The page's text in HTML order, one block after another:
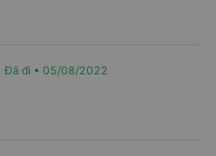
Lâm, Hà Nội.
hỗ trợ đón khách trên dọc
liên hệ trước qua tổng đài
đi Quảng
Đã đi • 05/08/2022